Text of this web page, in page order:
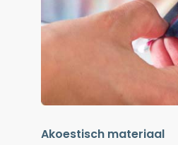
Akoestisch materiaal